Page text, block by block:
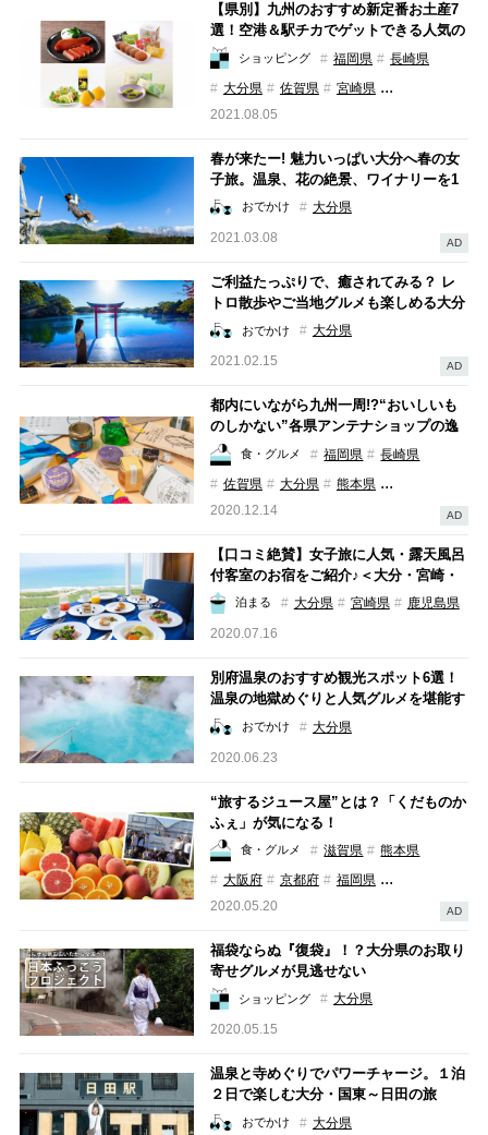
【県別】九州のおすすめ新定番お土産7
選！空港＆駅チカでゲットできる人気の
お菓子・おつまみなど厳選紹介
ショッピング 福岡県
長崎県
大分県
佐賀県 宮崎県 ...
2021.08.05
春が来たー! 魅力いっぱい大分へ春の女
子旅。温泉、花の絶景、ワイナリーを1
泊2日で思いっきり楽しもう
AD
おでかけ
大分県
2021.03.08
ご利益たっぷりで、癒されてみる？ レ
トロ散歩やご当地グルメも楽しめる大分
パワースポット巡り
AD
おでかけ
大分県
2021.02.15
都内にいながら九州一周!?“おいしいも
のしかない”各県アンテナショップの逸
品を大調査
AD
食・グルメ 福岡県
長崎県
佐賀県
大分県 熊本県 ...
2020.12.14
【口コミ絶賛】女子旅に人気・露天風呂
付客室のお宿をご紹介♪＜大分・宮崎・
鹿児島編＞
泊まる 大分県 宮崎県
鹿児島県
2020.07.16
別府温泉のおすすめ観光スポット6選！
温泉の地獄めぐりと人気グルメを堪能す
る散策プラン！
おでかけ
大分県
2020.06.23
“旅するジュース屋”とは？「くだものか
ふぇ」が気になる！
AD
食・グルメ 滋賀県
熊本県
大阪府
京都府 福岡県 ...
2020.05.20
福袋ならぬ『復袋』！？大分県のお取り
寄せグルメが見逃せない
ショッピング
大分県
2020.05.15
温泉と寺めぐりでパワーチャージ。１泊
２日で楽しむ大分・国東～日田の旅
おでかけ
大分県